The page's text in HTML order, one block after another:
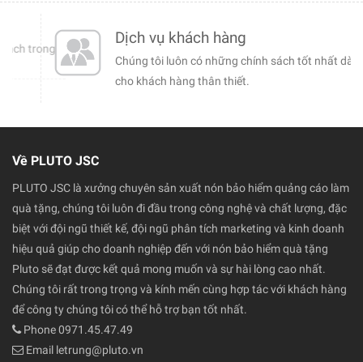
Dịch vụ khách hàng
Chúng tôi luôn có những chính sách tốt nhất dành
cho khách hàng thân thiết.
Về PLUTO JSC
PLUTO JSC là xưởng chuyên sản xuất nón bảo hiểm quảng cáo làm
quà tặng, chúng tôi luôn đi đầu trong công nghệ và chất lượng, đặc
biệt với đội ngũ thiết kế, đội ngũ phân tích marketing và kinh doanh
hiệu quả giúp cho doanh nghiệp đến với nón bảo hiểm quà tặng
Pluto sẽ đạt được kết quả mong muốn và sự hài lòng cao nhất.
Chúng tôi rất trong trọng và kính mến cùng hợp tác với khách hàng
để công ty chúng tôi có thể hỗ trợ bạn tốt nhất.
Phone 0971.45.47.49
Email letrung@pluto.vn